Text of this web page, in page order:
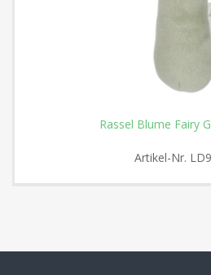
Rassel Blume Fairy
Artikel-Nr.